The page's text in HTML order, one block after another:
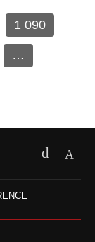
1 090
…